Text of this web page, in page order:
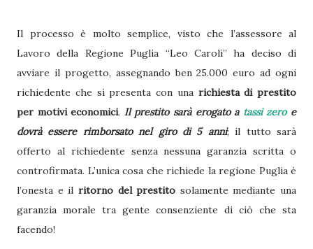
Il processo è molto semplice, visto che l’assessore al
Lavoro della Regione Puglia “Leo Caroli” ha deciso di
avviare il progetto, assegnando ben 25.000 euro ad ogni
richiedente che si presenta con una richiesta di prestito
per motivi economici. Il prestito sarà erogato a tassi zeroe
dovrà essere rimborsato nel giro di 5 anni; il tutto sarà
offerto al richiedente senza nessuna garanzia scritta o
controfirmata. L’unica cosa che richiede la regione Puglia è
l’onesta e il ritorno del prestito solamente mediante una
garanzia morale tra gente consenziente di ciò che sta
facendo!